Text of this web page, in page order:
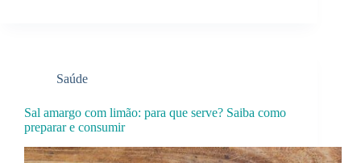
Saúde
Sal amargo com limão: para que serve? Saiba como
preparar e consumir